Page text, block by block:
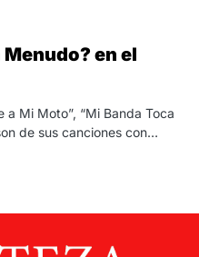
en el
a Mi Moto”, “Mi Banda Toca
de sus canciones con…